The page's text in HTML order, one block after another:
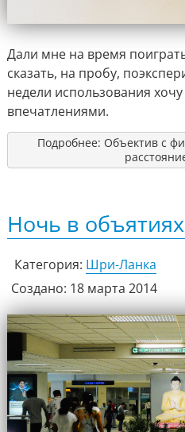
Дали мне на время
сказать, на пробу,
недели использования
впечатлениями.
Подробнее: Объектив с
Ночь в
Категория: Шри-Ланка
Создано: 18 марта 2014